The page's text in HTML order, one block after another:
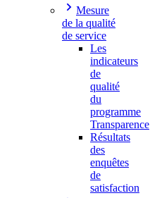
Mesure
de la qualité
de service
Les
indicateurs
de
qualité
du
programme
Transparence
Résultats
des
enquêtes
de
satisfaction